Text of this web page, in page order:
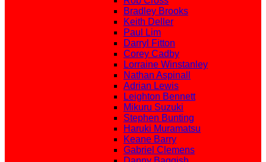
Bradley Brooks
Keith Deller
Paul Lim
Darryl Fitton
Corey Cadby
Lorraine Winstanley
Nathan Aspinall
Adrian Lewis
Leighton Bennett
Mikuru Suzuki
Stephen Bunting
Haruki Muramatsu
Keane Barry
Gabriel Clemens